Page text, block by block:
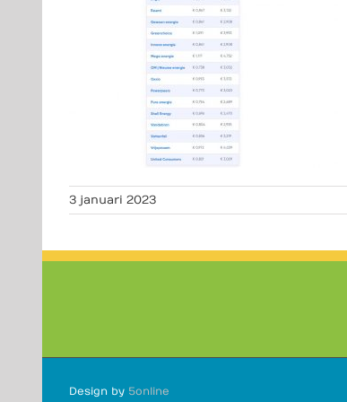
3 januari 2023
Design by 5online